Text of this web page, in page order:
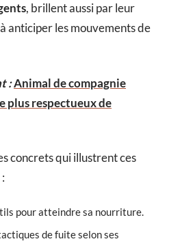
, brillent aussi par leur
anticiper les mouvements de
:Animal de compagnie
plus respectueux de
concrets qui illustrent ces
pour atteindre sa nourriture.
de fuite selon ses